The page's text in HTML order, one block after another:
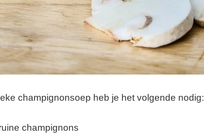
champignonsoep heb je het volgende nodig:
champignons